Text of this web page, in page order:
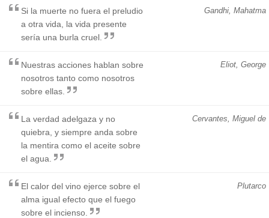
Gandhi, Mahatma
Si la muerte no fuera el preludio
a otra vida, la vida presente
sería una burla cruel.
Eliot, George
Nuestras acciones hablan sobre
nosotros tanto como nosotros
sobre ellas.
Cervantes, Miguel de
La verdad adelgaza y no
quiebra, y siempre anda sobre
la mentira como el aceite sobre
el agua.
Plutarco
El calor del vino ejerce sobre el
alma igual efecto que el fuego
sobre el incienso.